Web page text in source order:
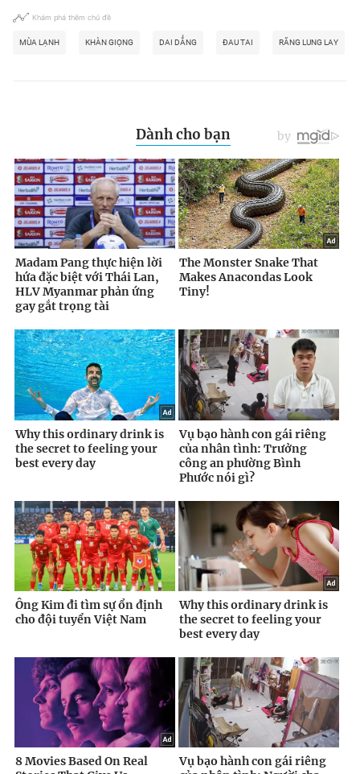
Khám phá thêm chủ đề
MÙA LẠNH KHÀN GIỌNG DAI DẲNG ĐAU TAI RĂNG LUNG LAY